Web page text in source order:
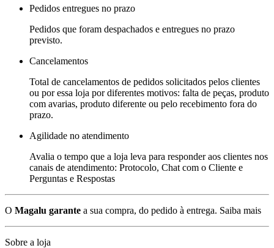
Pedidos entregues no prazo
Pedidos que foram despachados e entregues no prazo
previsto.
Cancelamentos
Total de cancelamentos de pedidos solicitados pelos clientes
ou por essa loja por diferentes motivos: falta de peças, produto
com avarias, produto diferente ou pelo recebimento fora do
prazo.
Agilidade no atendimento
Avalia o tempo que a loja leva para responder aos clientes nos
canais de atendimento: Protocolo, Chat com o Cliente e
Perguntas e Respostas
O Magalu garante a sua compra, do pedido à entrega. Saiba mais
Sobre a loja